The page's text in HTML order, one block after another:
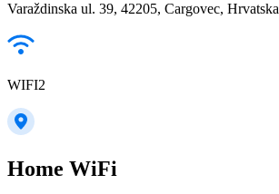
Varaždinska ul. 39, 42205, Cargovec, Hrvatska
WIFI2
Home WiFi